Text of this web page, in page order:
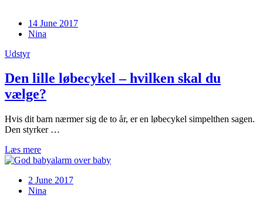
14 June 2017
Nina
Udstyr
Den lille løbecykel – hvilken skal du
vælge?
Hvis dit barn nærmer sig de to år, er en løbecykel simpelthen sagen.
Den styrker …
Læs mere
2 June 2017
Nina